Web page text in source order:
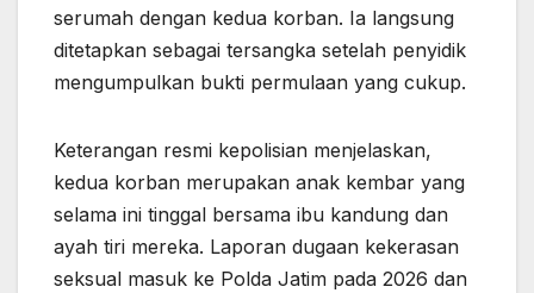
serumah dengan kedua korban. Ia langsung
ditetapkan sebagai tersangka setelah penyidik
mengumpulkan bukti permulaan yang cukup.
Keterangan resmi kepolisian menjelaskan,
kedua korban merupakan anak kembar yang
selama ini tinggal bersama ibu kandung dan
ayah tiri mereka. Laporan dugaan kekerasan
seksual masuk ke Polda Jatim pada 2026 dan